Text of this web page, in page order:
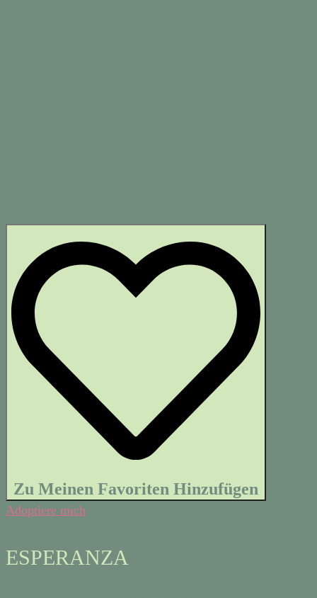
Zu Meinen Favoriten Hinzufügen
Adoptiere mich
ESPERANZA